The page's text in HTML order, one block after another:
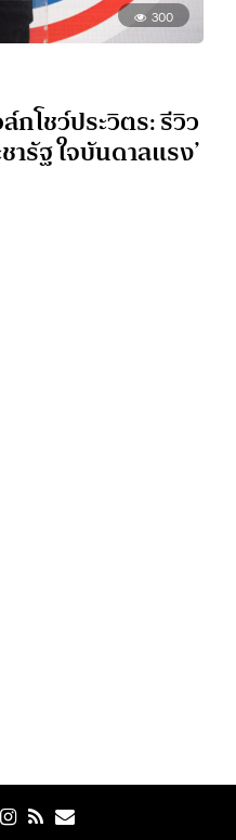
300
กโชว์ประวิตร: รีวิว
รัฐ ใจบันดาลแรง’